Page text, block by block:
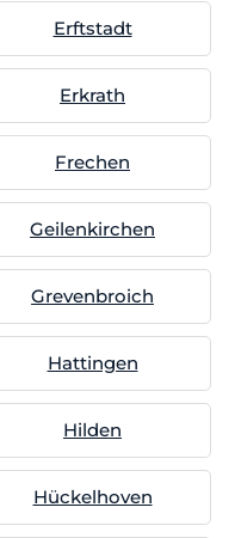
Erftstadt
Erkrath
Frechen
Geilenkirchen
Grevenbroich
Hattingen
Hilden
Hückelhoven